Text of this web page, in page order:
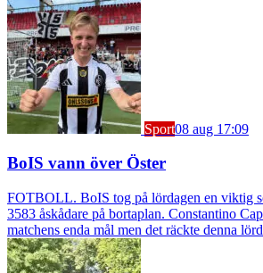
Sport08 aug 17:09
BoIS vann över Öster
FOTBOLL. BoIS tog på lördagen en viktig
3583 åskådare på bortaplan. Constantino
matchens enda mål men det räckte denna